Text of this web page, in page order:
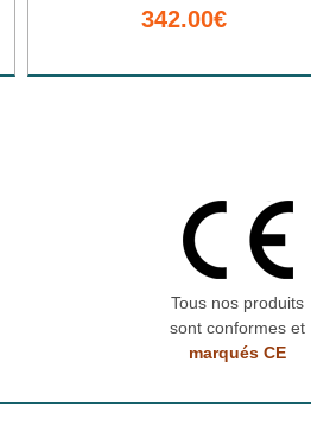
342.00€
Tous nos produits
sont conformes et
marqués CE